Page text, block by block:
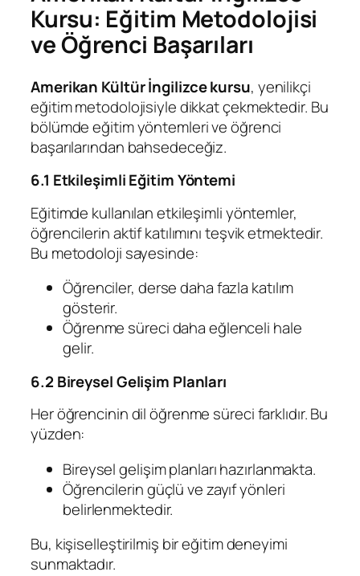
Kursu: Eğitim Metodolojisi
ve Öğrenci Başarıları
Amerikan Kültür İngilizce kursu, yenilikçi
eğitim metodolojisiyle dikkat çekmektedir. Bu
bölümde eğitim yöntemleri ve öğrenci
başarılarından bahsedeceğiz.
6.1 Etkileşimli Eğitim Yöntemi
Eğitimde kullanılan etkileşimli yöntemler,
öğrencilerin aktif katılımını teşvik etmektedir.
Bu metodoloji sayesinde:
Öğrenciler, derse daha fazla katılım
gösterir.
Öğrenme süreci daha eğlenceli hale
gelir.
6.2 Bireysel Gelişim Planları
Her öğrencinin dil öğrenme süreci farklıdır. Bu
yüzden:
Bireysel gelişim planları hazırlanmakta.
Öğrencilerin güçlü ve zayıf yönleri
belirlenmektedir.
Bu, kişiselleştirilmiş bir eğitim deneyimi
sunmaktadır.